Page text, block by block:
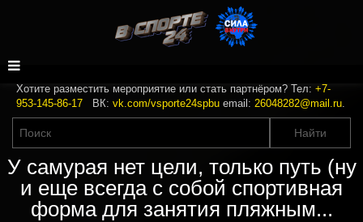
Хотите разместить мероприятие или стать партнёром? Тел: +7-
953-145-86-17 ВК: vk.com/vsporte24spbu email: 26048282@mail.ru.
У самурая нет цели, только путь (ну
и еще всегда с собой спортивная
форма для занятия пляжным...